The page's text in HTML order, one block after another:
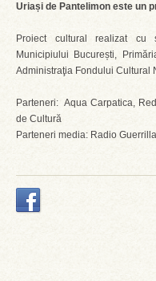
Uriași de Pantelimon este un
Proiect cultural realizat cu
Municipiului București,
Administraţia Fondului Cultural
Parteneri: Aqua Carpatica,
de Cultură
Parteneri media: Radio